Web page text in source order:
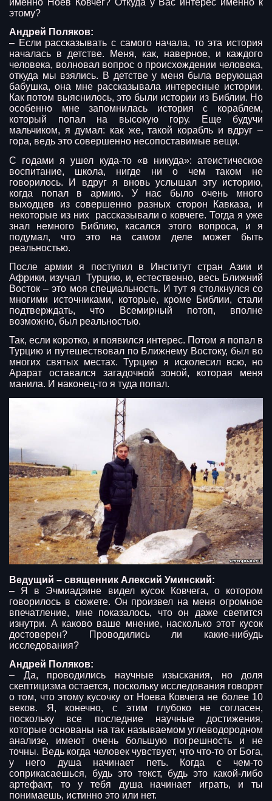
этому?
Андрей Поляков:
– Если рассказывать с самого начала, то эта история
началась в детстве. Меня, как, наверное, и каждого
человека, волновал вопрос о происхождении человека,
откуда мы взялись. В детстве у меня была верующая
бабушка, она мне рассказывала интересные истории.
Как потом выяснилось, это были истории из Библии. Но
особенно мне запомнилась история с кораблем,
который попал на высокую гору. Еще будучи
мальчиком, я думал: как же, такой корабль и вдруг –
гора, ведь это совершенно несопоставимые вещи.
С годами я ушел куда-то «в никуда»: атеистическое
воспитание, школа, нигде ни о чем таком не
говорилось. И вдруг я вновь услышал эту историю,
когда попал в армию. У нас было очень много
выходцев из совершенно разных сторон Кавказа, и
некоторые из них рассказывали о ковчеге. Тогда я уже
знал немного Библию, касался этого вопроса, и я
подумал, что это на самом деле может быть
реальностью.
После армии я поступил в Институт стран Азии и
Африки, изучал Турцию, и, естественно, весь Ближний
Восток – это моя специальность. И тут я столкнулся со
многими источниками, которые, кроме Библии, стали
подтверждать, что Всемирный потоп, вполне
возможно, был реальностью.
Так, если коротко, и появился интерес. Потом я попал в
Турцию и путешествовал по Ближнему Востоку, был во
многих святых местах. Турцию я исколесил всю, но
Арарат оставался загадочной зоной, которая меня
манила. И наконец-то я туда попал.
Ведущий – священник Алексий Уминский:
– Я в Эчмиадзине видел кусок Ковчега, о котором
говорилось в сюжете. Он произвел на меня огромное
впечатление, мне показалось, что он даже светится
изнутри. А каково ваше мнение, насколько этот кусок
достоверен? Проводились ли какие-нибудь
исследования?
Андрей Поляков:
– Да, проводились научные изыскания, но доля
скептицизма остается, поскольку исследования говорят
о том, что этому кусочку от Ноева Ковчега не более 10
веков. Я, конечно, с этим глубоко не согласен,
поскольку все последние научные достижения,
которые основаны на так называемом углеводородном
анализе, имеют очень большую погрешность и не
точны. Ведь когда человек чувствует, что что-то от Бога,
у него душа начинает петь. Когда с чем-то
соприкасаешься, будь это текст, будь это какой-либо
артефакт, то у тебя душа начинает играть, и ты
понимаешь, истинно это или нет.